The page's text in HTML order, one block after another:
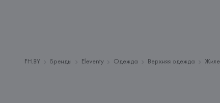
FH.BY Бренды Eleventy Одежда Верхняя одежда